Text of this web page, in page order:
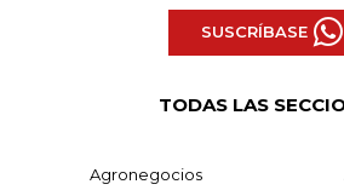
SUSCRÍBASE
TODAS LAS
Agronegocios